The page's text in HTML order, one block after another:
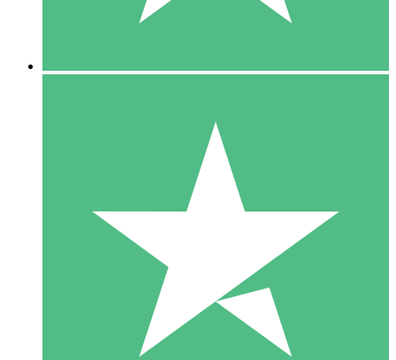
10 Téléchargements
20 00